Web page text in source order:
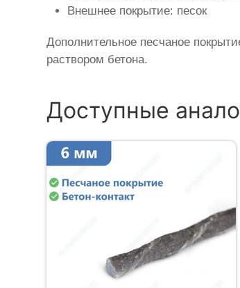
Внешнее покрытие: песок
Дополнительное песчаное
раствором бетона.
Доступные